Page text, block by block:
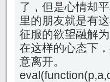
了，但是心情却
里的朋友就是有
征服的欲望融解为
在这样的心态下
意离开。